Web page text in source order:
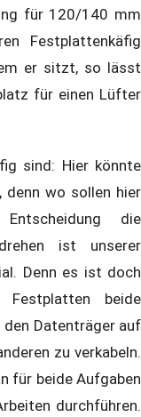
für 120/140 mm
Festplattenkäfig
er sitzt, so lässt
für einen Lüfter
sind: Hier könnte
denn wo sollen hier
die
ist unserer
Denn es ist doch
beide
Datenträger auf
zu verkabeln.
für beide Aufgaben
durchführen.